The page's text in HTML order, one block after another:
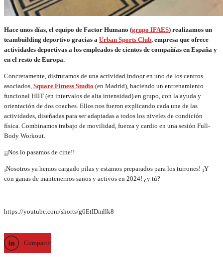
Hace unos días, el equipo de Factor Humano (grupo IFAES) realizamos un
teambuilding deportivo gracias a Urban Sports Club, empresa que ofrece
actividades deportivas a los empleados de cientos de compañías en España y
en el resto de Europa.
Concretamente, disfrutamos de una actividad indoor en uno de los centros
asociados, Square Fitness Studio (en Madrid), haciendo un entrenamiento
funcional HIIT (en intervalos de alta intensidad) en grupo, con la ayuda y
orientación de dos coaches. Ellos nos fueron explicando cada una de las
actividades, diseñadas para ser adaptadas a todos los niveles de condición
física. Combinamos trabajo de movilidad, fuerza y cardio en una sesión Full-
Body Workout.
¡¡Nos lo pasamos de cine!!
¡Nosotros ya hemos cargado pilas y estamos preparados para los turrones! ¡Y
con ganas de mantenernos sanos y activos en 2024! ¿y tú?
https://youtube.com/shorts/g6EtIDmllk8
Compartir